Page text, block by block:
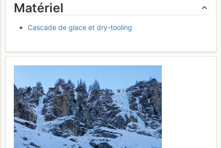
Matériel
Cascade de glace et dry-tooling